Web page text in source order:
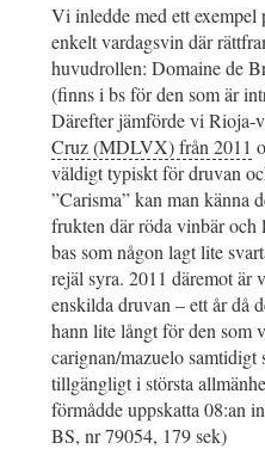
Vi inledde med ett exempel
enkelt vardagsvin där
huvudrollen: Domaine de
(finns i bs för den som är
Därefter jämförde vi Rioja-
Cruz (MDLVX) från 2011
väldigt typiskt för druvan
”Carisma” kan man känna
frukten där röda vinbär och
bas som någon lagt lite
rejäl syra. 2011 däremot är
enskilda druvan – ett år då
hann lite långt för den som
carignan/mazuelo
tillgängligt i största
förmådde uppskatta 08:an
BS, nr 79054, 179 sek)